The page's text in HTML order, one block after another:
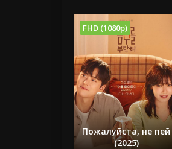
FHD (1080p)
Пожалуйста, не пей
(2025)